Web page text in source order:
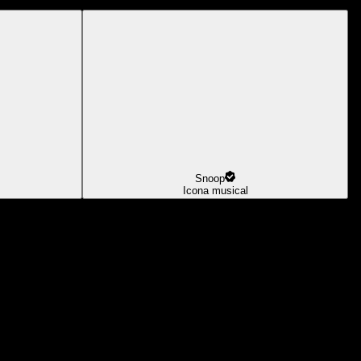
Snoop
Icona musical